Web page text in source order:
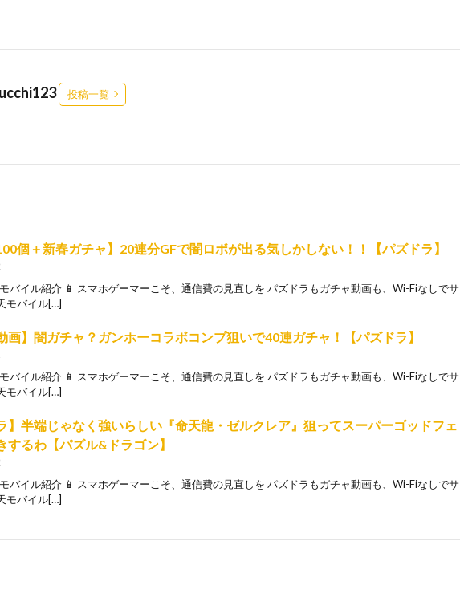
投稿一覧
個＋新春ガチャ】20連分GFで闇ロボが出る気しかしない！！【パズドラ】
バイル紹介 📱 スマホゲーマーこそ、通信費の見直しを パズドラもガチャ動画も、Wi-Fiなしでサ
モバイル[…]
画】闇ガチャ？ガンホーコラボコンプ狙いで40連ガチャ！【パズドラ】
バイル紹介 📱 スマホゲーマーこそ、通信費の見直しを パズドラもガチャ動画も、Wi-Fiなしでサ
モバイル[…]
】半端じゃなく強いらしい『命天龍・ゼルクレア』狙ってスーパーゴッドフェ
するわ【パズル&ドラゴン】
バイル紹介 📱 スマホゲーマーこそ、通信費の見直しを パズドラもガチャ動画も、Wi-Fiなしでサ
モバイル[…]